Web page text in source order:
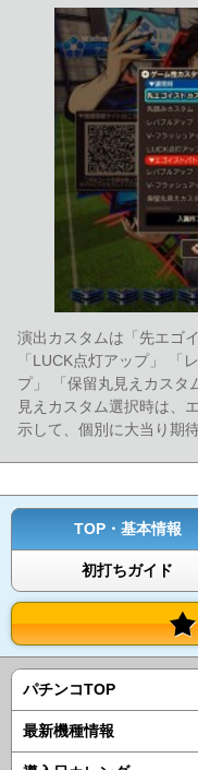
演出カスタムは「先エゴ
「LUCK点灯アップ」 「
プ」 「保留丸見えカスタ
見えカスタム選択時は、
示して、個別に大当り期
TOP・基本情報
初打ちガイド
パチンコTOP
最新機種情報